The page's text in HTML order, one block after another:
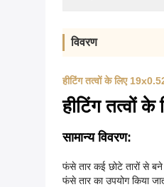
विवरण
हीटिंग तत्वों के लिए
हीटिंग तत्वों के
सामान्य विवरण:
फंसे तार कई छोटे तारों से
फंसे तार का उपयोग किया